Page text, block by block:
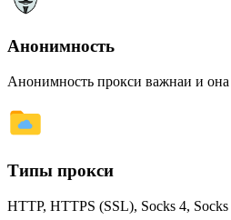
Анонимность
Анонимность прокси важнаи и она
Типы прокси
HTTP, HTTPS (SSL), Socks 4, Socks